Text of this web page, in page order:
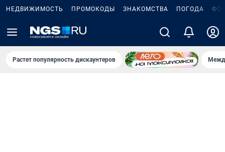
НЕДВИЖИМОСТЬ ПРОМОКОДЫ ЗНАКОМСТВА ПОГОДА
Растет популярность дискаунтеров